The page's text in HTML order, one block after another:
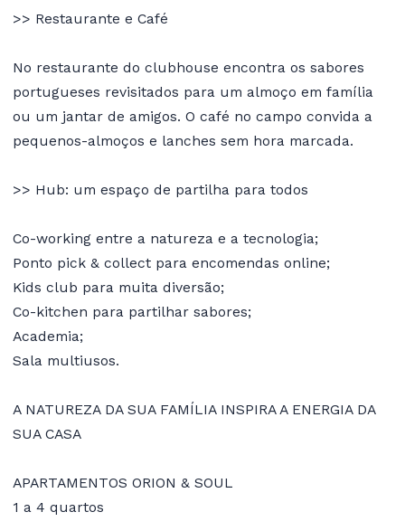
>> Restaurante e Café
No restaurante do clubhouse encontra os sabores
portugueses revisitados para um almoço em família
ou um jantar de amigos. O café no campo convida a
pequenos-almoços e lanches sem hora marcada.
>> Hub: um espaço de partilha para todos
Co-working entre a natureza e a tecnologia;
Ponto pick & collect para encomendas online;
Kids club para muita diversão;
Co-kitchen para partilhar sabores;
Academia;
Sala multiusos.
A NATUREZA DA SUA FAMÍLIA INSPIRA A ENERGIA DA
SUA CASA
APARTAMENTOS ORION & SOUL
1 a 4 quartos